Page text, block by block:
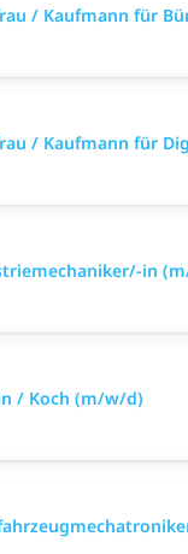
/ Kaufmann für
/ Kaufmann für
in
/ Koch (m/w/d)